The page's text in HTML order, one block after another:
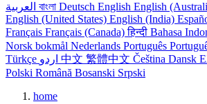
বাংলা Deutsch English English
English (United States) English (India)
Français Français (Canada)हिन्दी Bahasa
Norsk bokmål Nederlands Português
Türkçe
中文 繁體中文 Čeština Dansk
Polski Română Bosanski Srpski
home